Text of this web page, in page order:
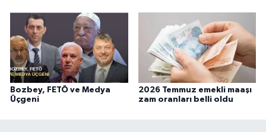
Bozbey, FETÖ ve Medya
Üçgeni
2026 Temmuz emekli maaşı
zam oranları belli oldu